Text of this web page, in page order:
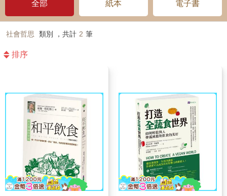
全部 紙本 電子書
社會哲思 類別 ，共計 2 筆
排序